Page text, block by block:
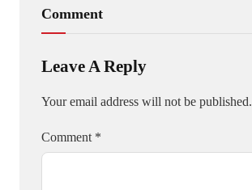
Comment
Leave A Reply
Your email address will not be published.
Comment *